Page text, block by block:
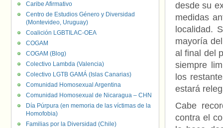
desde su
medidas
localidad.
mayoría
al final del
siempre
los
estará
Cabe
contra el
Caribe Afirmativo
Centro de Estudios Género y Diversidad
(Montevideo, Uruguay)
Coalición LGBTILAC-OEA
COGAM
COGAM (Blog)
Colectivo Lambda (Valencia)
Colectivo LGTB GAMÁ (Islas Canarias)
Comunidad Homosexual Argentina
Comunidad Homosexual de Nicaragua – CHN
Día Púrpura (en memoria de las víctimas de la
Homofobia)
Familias por la Diversidad (Chile)